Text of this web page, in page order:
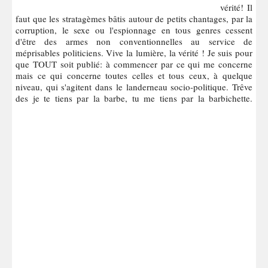
vérité! Il
faut que les stratagèmes bâtis autour de petits chantages, par la
corruption, le sexe ou l'espionnage en tous genres cessent
d'être des armes non conventionnelles au service de
méprisables politiciens. Vive la lumière, la vérité ! Je suis pour
que TOUT soit publié: à commencer par ce qui me concerne
mais ce qui concerne toutes celles et tous ceux, à quelque
niveau, qui s'agitent dans le landerneau socio-politique. Trêve
des je te tiens par la barbe, tu me tiens par la barbichette.